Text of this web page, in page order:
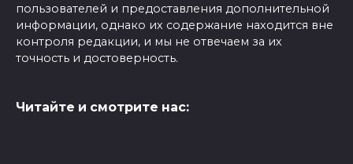
пользователей и предоставления дополнительной
информации, однако их содержание находится вне
контроля редакции, и мы не отвечаем за их
точность и достоверность.
Читайте и смотрите нас: